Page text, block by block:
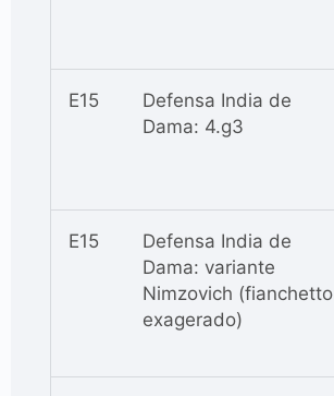
E15
Defensa India de
Dama: 4.g3
E15
Defensa India de
Dama: variante
Nimzovich (fianchetto
exagerado)